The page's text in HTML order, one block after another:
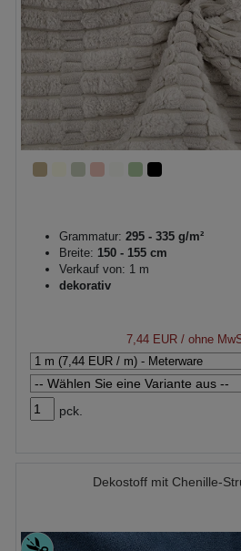
Grammatur: 295 - 335 g/m²
Breite: 150 - 155 cm
Verkauf von: 1 m
dekorativ
7,44 EUR/ ohne
pck.
Dekostoff mit Chenille-